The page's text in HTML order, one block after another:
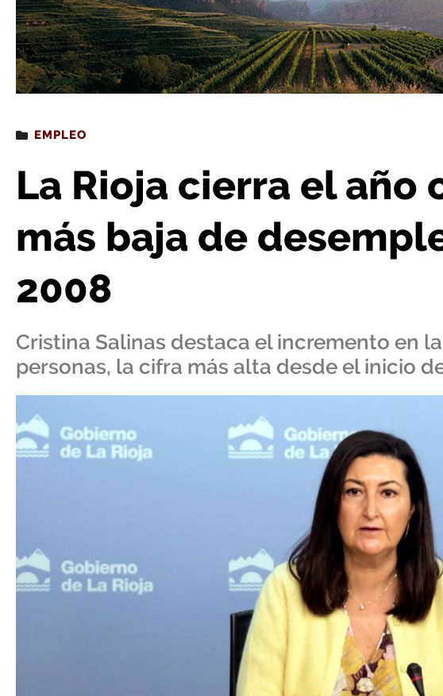
Estás leyendo: La Rioja cierra el año con la cifra más baja de
EMPLEO
La Rioja cierra el año
más baja de
2008
Cristina Salinas destaca el incremento en
personas, la cifra más alta desde el inicio